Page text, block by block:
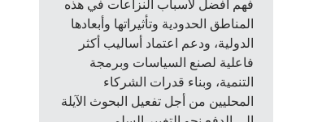
فهم أفضل لأسباب النزاعات في هذه
المناطق الحدودية وتأثيراتها وأبعادها
الدولية، ودعم اعتماد أساليب أكثر
فاعلية لصنع السياسات وبرمجة
التنمية، وبناء قدرات الشركاء
المحليين من أجل تفعيل البحوث الآيلة